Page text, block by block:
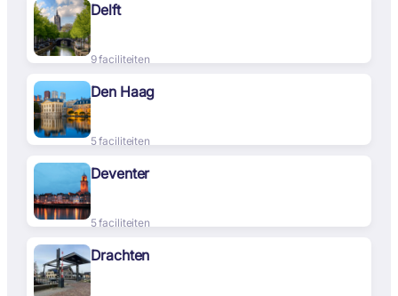
Delft
9 faciliteiten
Den Haag
5 faciliteiten
Deventer
5 faciliteiten
Drachten